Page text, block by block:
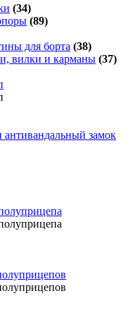
(34)
(89)
для борта (38)
вилки и карманы (37)
замок